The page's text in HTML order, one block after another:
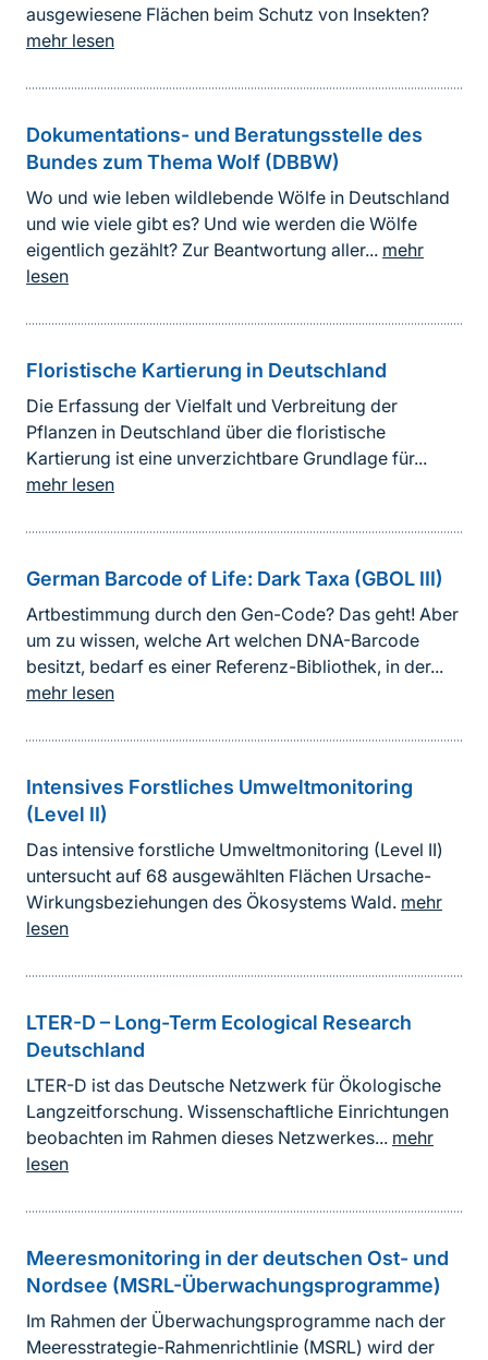
ausgewiesene Flächen beim Schutz von Insekten?
mehr lesen
Dokumentations- und Beratungsstelle des
Bundes zum Thema Wolf (DBBW)
Wo und wie leben wildlebende Wölfe in Deutschland
und wie viele gibt es? Und wie werden die Wölfe
eigentlich gezählt? Zur Beantwortung aller... mehr
lesen
Floristische Kartierung in Deutschland
Die Erfassung der Vielfalt und Verbreitung der
Pflanzen in Deutschland über die floristische
Kartierung ist eine unverzichtbare Grundlage für...
mehr lesen
German Barcode of Life: Dark Taxa (GBOL III)
Artbestimmung durch den Gen-Code? Das geht! Aber
um zu wissen, welche Art welchen DNA-Barcode
besitzt, bedarf es einer Referenz-Bibliothek, in der...
mehr lesen
Intensives Forstliches Umweltmonitoring
(Level II)
Das intensive forstliche Umweltmonitoring (Level II)
untersucht auf 68 ausgewählten Flächen Ursache-
Wirkungsbeziehungen des Ökosystems Wald. mehr
lesen
LTER-D – Long-Term Ecological Research
Deutschland
LTER-D ist das Deutsche Netzwerk für Ökologische
Langzeitforschung. Wissenschaftliche Einrichtungen
beobachten im Rahmen dieses Netzwerkes... mehr
lesen
Meeresmonitoring in der deutschen Ost- und
Nordsee (MSRL-Überwachungsprogramme)
Im Rahmen der Überwachungsprogramme nach der
Meeresstrategie-Rahmenrichtlinie (MSRL) wird der